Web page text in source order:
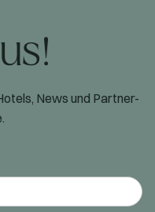
News und Partner-